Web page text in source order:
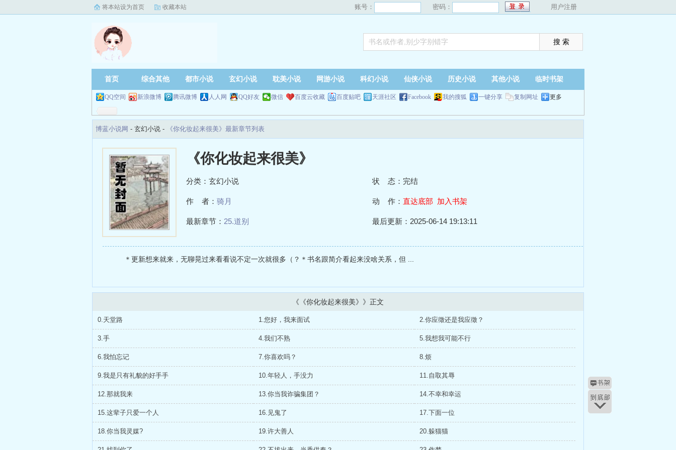
将本站设为首页 收藏本站 账号： 密码： 用户注册
首页 综合其他 都市小说 玄幻小说 耽美小说 网游小说 科幻小说 仙侠小说 历史小说 其他小说 临时书架
QQ空间 新浪微博 腾讯微博 人人网 QQ好友 微信 百度云收藏 百度贴吧 天涯社区 Facebook 我的搜狐 一键分享 复制网址 更多
博蓝小说网 - 玄幻小说 - 《你化妆起来很美》最新章节列表
《你化妆起来很美》
分类：玄幻小说 状 态：完结
作 者： 骑月 动 作： 直达底部 加入书架
最新章节： 25.道别 最后更新：2025-06-14 19:13:11
＊更新想来就来，无聊晃过来看看说不定一次就很多（？＊书名跟简介看起来没啥关系，但 ...
《《你化妆起来很美》》正文
0.天堂路 1.您好，我来面试 2.你应徵还是我应徵？
3.手 4.我们不熟 5.我想我可能不行
6.我怕忘记 7.你喜欢吗？ 8.烦
9.我是只有礼貌的好手手 10.年轻人，手没力 11.自取其辱
12.那就我来 13.你当我诈骗集团？ 14.不幸和幸运
15.这辈子只爱一个人 16.见鬼了 17.下面一位
18.你当我灵媒? 19.许大善人 20.躲猫猫